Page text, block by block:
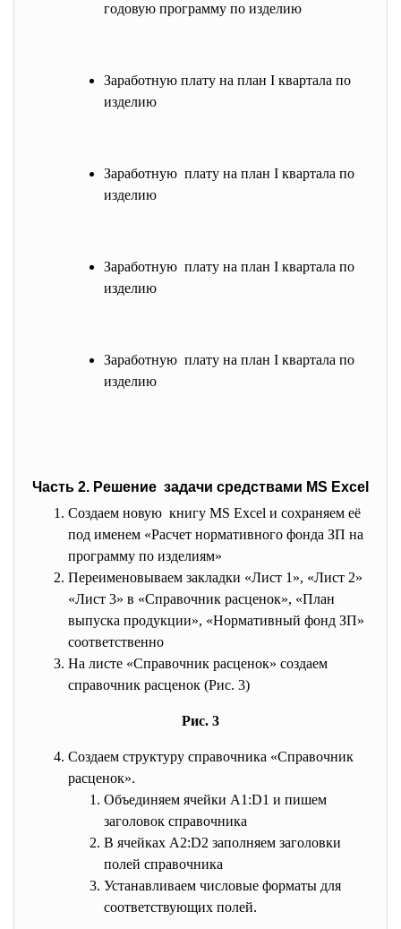
годовую программу по изделию
Заработную плату на план I квартала по
изделию
Заработную плату на план I квартала по
изделию
Заработную плату на план I квартала по
изделию
Заработную плату на план I квартала по
изделию
Часть 2. Решение задачи средствами MS Excel
Создаем новую книгу MS Excel и сохраняем её
под именем «Расчет нормативного фонда ЗП на
программу по изделиям»
Переименовываем закладки «Лист 1», «Лист 2»
«Лист 3» в «Справочник расценок», «План
выпуска продукции», «Нормативный фонд ЗП»
соответственно
На листе «Справочник расценок» создаем
справочник расценок (Рис. 3)
Рис. 3
Создаем структуру справочника «Справочник
расценок».
Объединяем ячейки A1:D1 и пишем
заголовок справочника
В ячейках A2:D2 заполняем заголовки
полей справочника
Устанавливаем числовые форматы для
соответствующих полей.